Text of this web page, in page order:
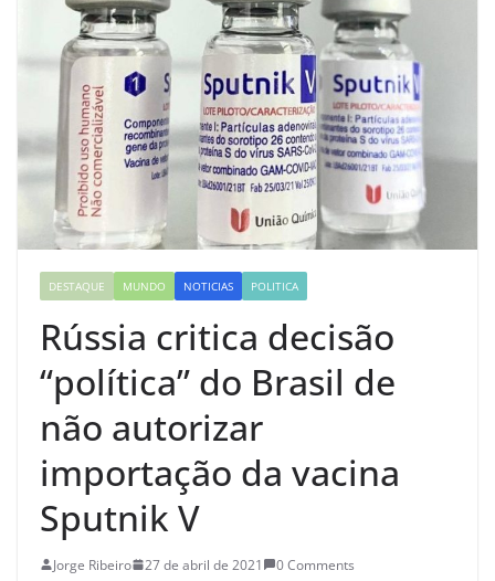
DESTAQUE MUNDO NOTICIAS POLITICA
Rússia critica decisão
“política” do Brasil de
não autorizar
importação da vacina
Sputnik V
Jorge Ribeiro 27 de abril de 2021 0 Comments